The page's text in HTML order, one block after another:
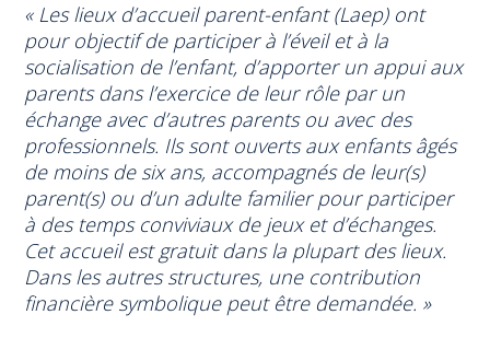
« Les lieux d’accueil parent-enfant (Laep) ont
pour objectif de participer à l’éveil et à la
socialisation de l’enfant, d’apporter un appui aux
parents dans l’exercice de leur rôle par un
échange avec d’autres parents ou avec des
professionnels. Ils sont ouverts aux enfants âgés
de moins de six ans, accompagnés de leur(s)
parent(s) ou d’un adulte familier pour participer
à des temps conviviaux de jeux et d’échanges.
Cet accueil est gratuit dans la plupart des lieux.
Dans les autres structures, une contribution
financière symbolique peut être demandée. »